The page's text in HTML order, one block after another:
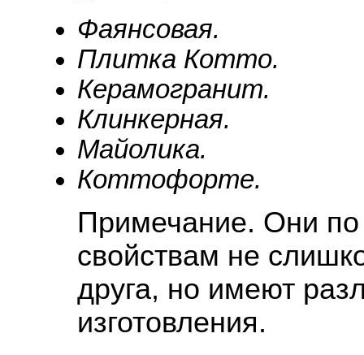
Фаянсовая.
Плитка Котто.
Керамогранит.
Клинкерная.
Майолика.
Коттофорте.
Примечание. Они по
свойствам не
друга, но имеют
изготовления.